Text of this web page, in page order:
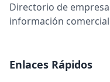
Directorio de
información
Enlaces Rápidos